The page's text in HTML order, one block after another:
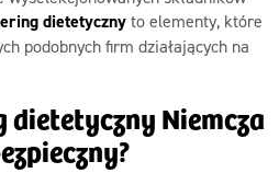
dietetycznyto elementy, które
podobnych firm działających na
dietetyczny Niemcza